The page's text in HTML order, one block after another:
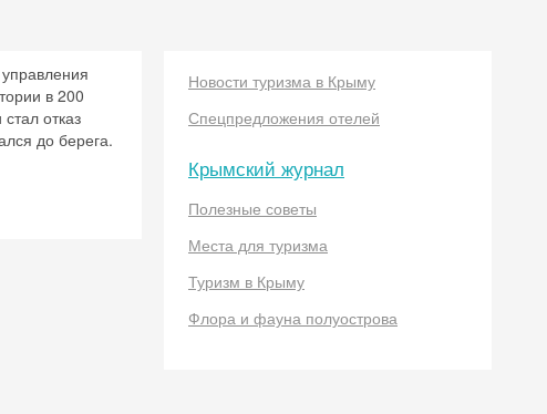
в 200
отказ
до берега.
Новости туризма в Крыму
Спецпредложения отелей
Крымский журнал
Полезные советы
Места для туризма
Туризм в Крыму
Флора и фауна полуострова